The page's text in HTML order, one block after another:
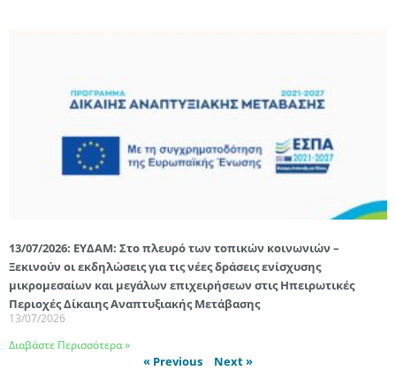
13/07/2026: ΕΥΔΑΜ: Στο πλευρό των τοπικών κοινωνιών –
Ξεκινούν οι εκδηλώσεις για τις νέες δράσεις ενίσχυσης
μικρομεσαίων και μεγάλων επιχειρήσεων στις Ηπειρωτικές
Περιοχές Δίκαιης Αναπτυξιακής Μετάβασης
13/07/2026
Διαβάστε Περισσότερα »
« Previous Next »